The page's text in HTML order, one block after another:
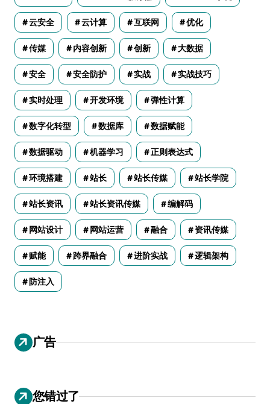
云安全 云计算 互联网 优化
传媒 内容创新 创新 大数据
安全 安全防护 实战 实战技巧
实时处理 开发环境 弹性计算
数字化转型 数据库 数据赋能
数据驱动 机器学习 正则表达式
环境搭建 站长 站长传媒 站长学院
站长资讯 站长资讯传媒 编解码
网站设计 网站运营 融合 资讯传媒
赋能 跨界融合 进阶实战 逻辑架构
防注入
广告
您错过了